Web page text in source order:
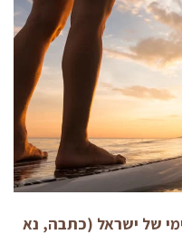
של ישראל (כתבה, נא